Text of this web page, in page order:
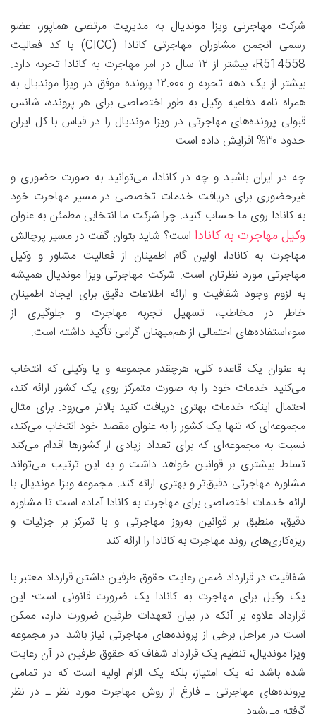
شرکت مهاجرتی ویزا موندیال به مدیریت مرتضی هماپور، عضو
رسمی انجمن مشاوران مهاجرتی کانادا (CICC) با کد فعالیت
R514558، بیشتر از ۱۲ سال در امر مهاجرت به کانادا تجربه دارد.
بیشتر از یک دهه تجربه و ۱۲.۰۰۰ پرونده موفق در ویزا موندیال به
همراه نامه دفاعیه وکیل به طور اختصاصی برای هر پرونده، شانس
قبولی پرونده‌های مهاجرتی در ویزا موندیال را در قیاس با کل ایران
حدود ۳۰% افزایش داده است.
چه در ایران باشید و چه در کانادا، می‌توانید به صورت حضوری و
غیرحضوری برای دریافت خدمات تخصصی در مسیر مهاجرت خود
به کانادا روی ما حساب کنید. چرا شرکت ما انتخابی مطمئن به عنوان
وکیل مهاجرت به کانادا است؟ شاید بتوان گفت در مسیر پرچالش
مهاجرت به کانادا، اولین گام اطمینان از فعالیت مشاور و وکیل
مهاجرتی مورد نظرتان است. شرکت مهاجرتی ویزا موندیال همیشه
به لزوم وجود شفافیت و ارائه اطلاعات دقیق برای ایجاد اطمینان
‌خاطر در مخاطب، تسهیل تجربه مهاجرت و جلوگیری از
سوءاستفاده‌های احتمالی از هم‌میهنان گرامی تأکید داشته است.
به عنوان یک قاعده کلی، هرچقدر مجموعه و یا وکیلی که انتخاب
می‌کنید خدمات خود را به صورت متمرکز روی یک کشور ارائه کند،
احتمال اینکه خدمات بهتری دریافت کنید بالاتر می‌رود. برای مثال
مجموعه‌ای که تنها یک کشور را به عنوان مقصد خود انتخاب می‌کند،
نسبت به مجموعه‌ای که برای تعداد زیادی از کشورها اقدام می‌کند
تسلط بیشتری بر قوانین خواهد داشت و به این ترتیب می‌تواند
مشاوره مهاجرتی دقیق‌تر و بهتری ارائه کند. مجموعه ویزا موندیال با
ارائه خدمات اختصاصی برای مهاجرت به کانادا آماده است تا مشاوره
دقیق، منطبق بر قوانین به‌روز مهاجرتی و با تمرکز بر جزئیات و
ریزه‌کاری‌های روند مهاجرت به کانادا را ارائه کند.
شفافیت در قرارداد ضمن رعایت حقوق طرفین داشتن قرارداد معتبر با
یک وکیل برای مهاجرت به کانادا یک ضرورت قانونی است؛ این
قرارداد علاوه بر آنکه در بیان تعهدات طرفین ضرورت دارد، ممکن
است در مراحل برخی از پرونده‌های مهاجرتی نیاز باشد. در مجموعه
ویزا موندیال، تنظیم یک قرارداد شفاف که حقوق طرفین در آن رعایت
شده باشد نه یک امتیاز، بلکه یک الزام اولیه است که در تمامی
پرونده‌های مهاجرتی ـ فارغ از روش مهاجرت مورد نظر ـ در نظر